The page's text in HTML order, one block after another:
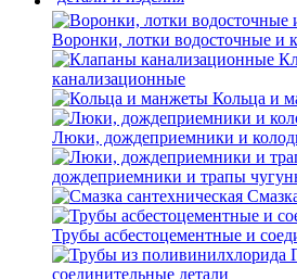
Воронки, лотки водосточные и
канализационные
Кольца и
Люки, дождеприемники и
дождеприемники и трапы
Трубы асбестоцементные и